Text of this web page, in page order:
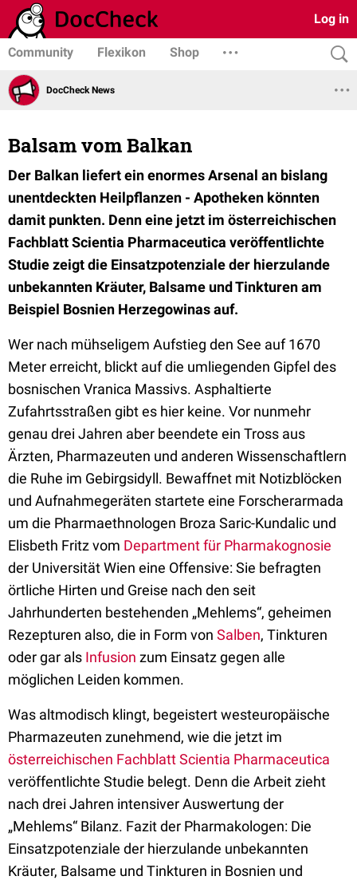
Log in
Community Flexikon Shop
DocCheck News
Balsam vom Balkan
Der Balkan liefert ein enormes Arsenal an bislang
unentdeckten Heilpflanzen - Apotheken könnten
damit punkten. Denn eine jetzt im österreichischen
Fachblatt Scientia Pharmaceutica veröffentlichte
Studie zeigt die Einsatzpotenziale der hierzulande
unbekannten Kräuter, Balsame und Tinkturen am
Beispiel Bosnien Herzegowinas auf.
Wer nach mühseligem Aufstieg den See auf 1670
Meter erreicht, blickt auf die umliegenden Gipfel des
bosnischen Vranica Massivs. Asphaltierte
Zufahrtsstraßen gibt es hier keine. Vor nunmehr
genau drei Jahren aber beendete ein Tross aus
Ärzten, Pharmazeuten und anderen Wissenschaftlern
die Ruhe im Gebirgsidyll. Bewaffnet mit Notizblöcken
und Aufnahmegeräten startete eine Forscherarmada
um die Pharmaethnologen Broza Saric-Kundalic und
Elisbeth Fritz vom Department für Pharmakognosie
der Universität Wien eine Offensive: Sie befragten
örtliche Hirten und Greise nach den seit
Jahrhunderten bestehenden „Mehlems“, geheimen
Rezepturen also, die in Form von Salben, Tinkturen
oder gar als Infusion zum Einsatz gegen alle
möglichen Leiden kommen.
Was altmodisch klingt, begeistert westeuropäische
Pharmazeuten zunehmend, wie die jetzt im
österreichischen Fachblatt Scientia Pharmaceutica
veröffentlichte Studie belegt. Denn die Arbeit zieht
nach drei Jahren intensiver Auswertung der
„Mehlems“ Bilanz. Fazit der Pharmakologen: Die
Einsatzpotenziale der hierzulande unbekannten
Kräuter, Balsame und Tinkturen in Bosnien und